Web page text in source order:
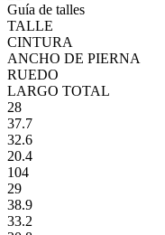
Guía de talles
TALLE
CINTURA
ANCHO DE PIERNA
RUEDO
LARGO TOTAL
28
37.7
32.6
20.4
104
29
38.9
33.2